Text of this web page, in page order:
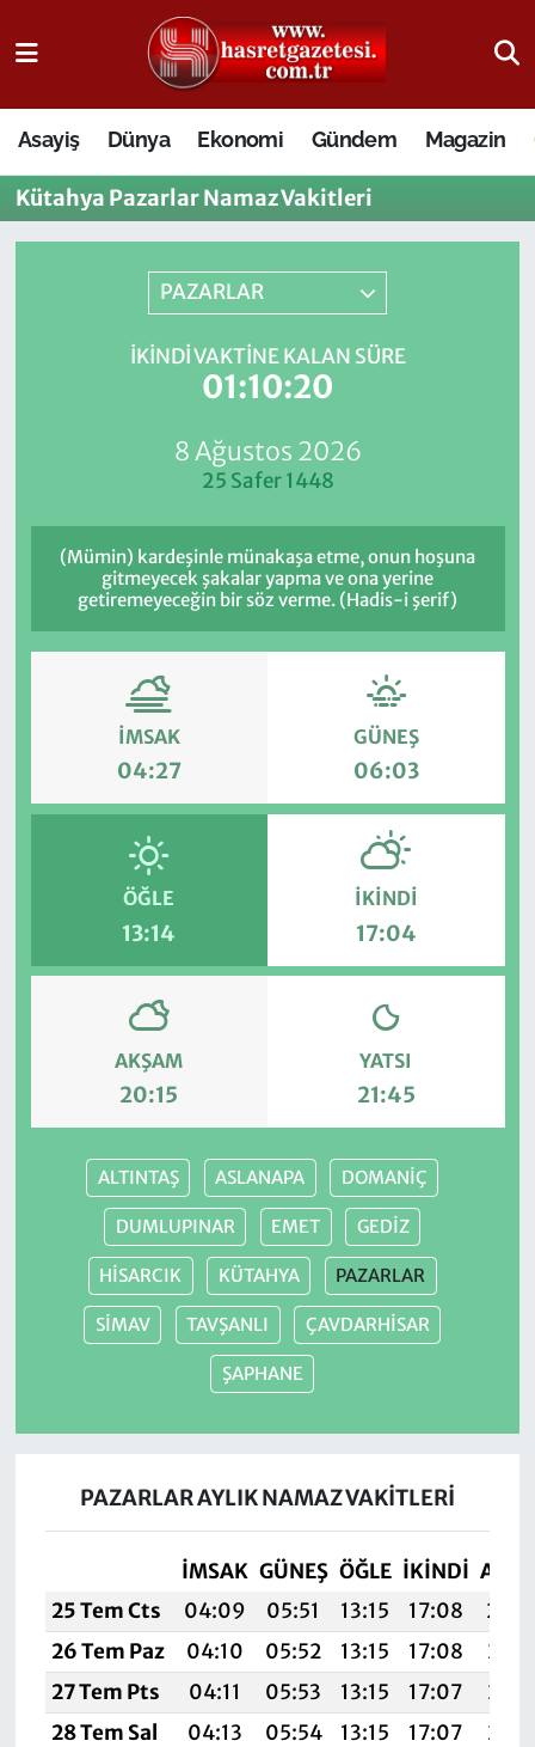
Asayiş Dünya Ekonomi Gündem Magazin
Kütahya Pazarlar Namaz Vakitleri
PAZARLAR
İKINDI VAKTINE KALAN SÜRE
01:10:20
8 Ağustos 2026
25 Safer 1448
(Mümin) kardeşinle münakaşa etme, onun hoşuna
gitmeyecek şakalar yapma ve ona yerine
getiremeyeceğin bir söz verme. (Hadis-i şerif)
İMSAK
04:27
GÜNEŞ
06:03
ÖĞLE
13:14
İKINDI
17:04
AKŞAM
20:15
YATSI
21:45
ALTINTAŞ ASLANAPA DOMANİÇ
DUMLUPINAR EMET GEDİZ
HİSARCIK KÜTAHYA PAZARLAR
SİMAV TAVŞANLI ÇAVDARHİSAR
ŞAPHANE
PAZARLAR AYLIK NAMAZ VAKITLERI
İMSAK GÜNEŞ ÖĞLE İKINDI
25 Tem Cts
04:09 05:51 13:15 17:08
26 Tem Paz
04:10 05:52 13:15 17:08
27 Tem Pts
04:11 05:53 13:15 17:07
28 Tem Sal
04:13 05:54 13:15 17:07
Osmaniye Nöbetçi Eczaneler
Osmaniye Hava Durumu
Osmaniye Trafik Yoğunluk Haritası
Süper Lig Puan Durumu ve Fikstür
Son Dakika Haberleri
Haber Arşivi